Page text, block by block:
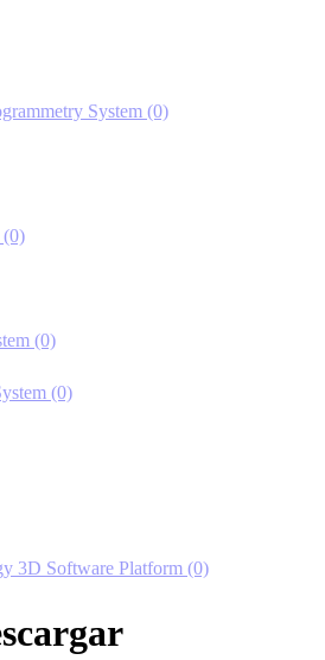
System (0)
(0)
(0)
(0)
3D Software Platform (0)